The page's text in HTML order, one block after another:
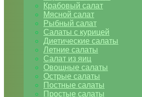
Крабовый салат
Мясной салат
Рыбный салат
Салаты с курицей
Диетические салаты
Летние салаты
Салат из яиц
Овощные салаты
Острые салаты
Постные салаты
Простые салаты